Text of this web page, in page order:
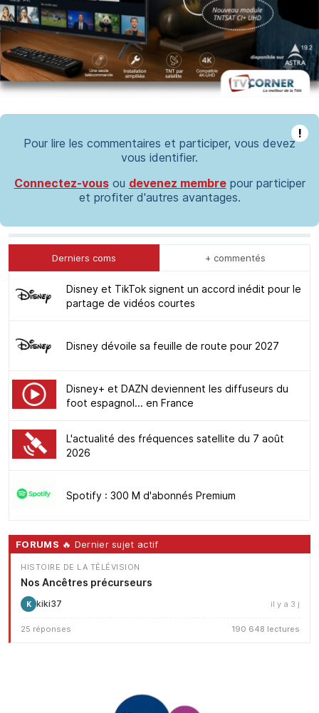
!
Pour lire les commentaires et participer, vous devez
vous identifier.
Connectez-vousou devenez membrepour participer
et profiter d'autres avantages.
Derniers coms + commentés
Disney et TikTok signent un accord inédit pour le
partage de vidéos courtes
Disney dévoile sa feuille de route pour 2027
Disney+ et DAZN deviennent les diffuseurs du
foot espagnol... en France
L'actualité des fréquences satellite du 7 août
2026
Spotify : 300 M d'abonnés Premium
FORUMS 🔥 Dernier sujet actif
HISTOIRE DE LA TÉLÉVISION
Nos Ancêtres précurseurs
K kiki37 il y a 3 j
25 réponses 190 648 lectures